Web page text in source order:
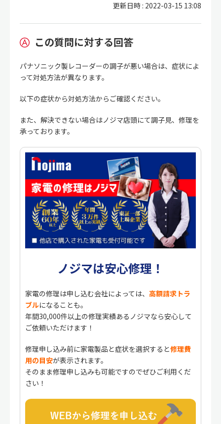
更新日時 : 2022-03-15 13:08
この質問に対する回答
パナソニック製レコーダーの調子が悪い場合は、症状によ
って対処方法が異なります。
以下の症状から対処方法からご確認ください。
また、解決できない場合はノジマ店頭にて調子見、修理を
承っております。
ノジマは安心修理！
家電の修理は申し込む会社によっては、 高額請求トラ
ブルになることも。
年間30,000件以上の修理実績あるノジマなら安心して
ご依頼いただけます！
修理申し込み前に家電製品と症状を選択すると修理費
用の目安が表示されます。
そのまま修理申し込みも可能ですのでぜひご利用くだ
さい！